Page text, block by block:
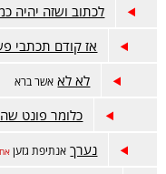
לכתוב ושזה יהיה
אז קודם תכתבי
לא לא אשר ברא
כלומר פונט
נערך אנתיפת גזען